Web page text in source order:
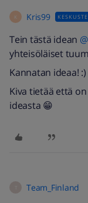
K Kris99
Tein tästä idean
yhteisöläiset
Kannatan ideaa! :)
Kiva tietää että
ideasta 😁
Team_Finland